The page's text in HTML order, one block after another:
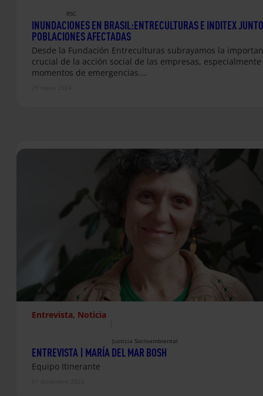
RSC
INUNDACIONES EN BRASIL:ENTRECULTURAS E INDITEX
POBLACIONES AFECTADAS
Desde la Fundación Entreculturas subrayamos la
crucial de la acción social de las empresas,
momentos de emergencias.…
Entrevista, Noticia
Justicia Socioambiental
ENTREVISTA | MARÍA DEL MAR BOSH
Equipo Itinerante